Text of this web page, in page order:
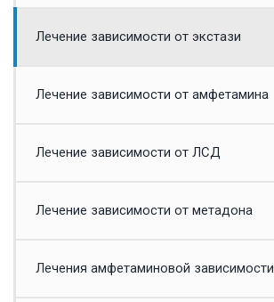
Лечение зависимости от экстази
Лечение зависимости от амфетамина
Лечение зависимости от ЛСД
Лечение зависимости от метадона
Лечения амфетаминовой зависимости